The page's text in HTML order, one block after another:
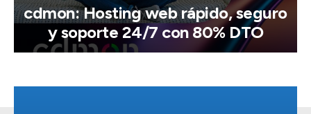
cdmon: Hosting web rápido, seguro
y soporte 24/7 con 80% DTO